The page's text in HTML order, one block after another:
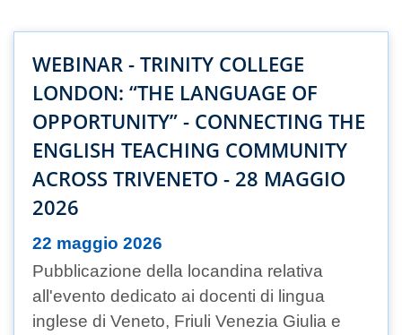
WEBINAR - TRINITY COLLEGE
LONDON: “THE LANGUAGE OF
OPPORTUNITY” - CONNECTING THE
ENGLISH TEACHING COMMUNITY
ACROSS TRIVENETO - 28 MAGGIO
2026
22 maggio 2026
Pubblicazione della locandina relativa
all'evento dedicato ai docenti di lingua
inglese di Veneto, Friuli Venezia Giulia e